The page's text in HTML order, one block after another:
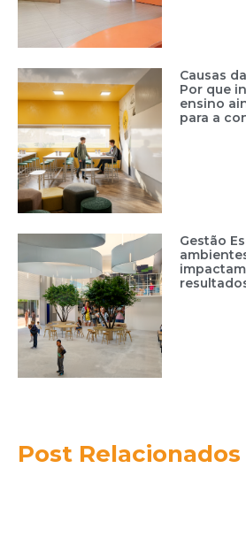
Causas
Por que
ensino
para a
Gestão
Post Relacionados